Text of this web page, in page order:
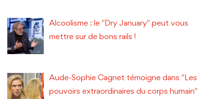
Alcoolisme : le "Dry January" peut vous
mettre sur de bons rails !
Aude-Sophie Cagnet témoigne dans "Les
pouvoirs extraordinaires du corps humain"